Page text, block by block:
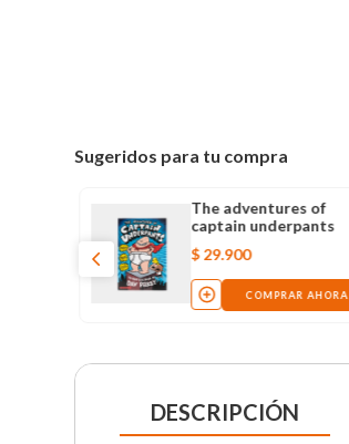
Sugeridos para tu compra
The adventures of
captain underpants
$ 29.900
COMPRAR AHORA
DESCRIPCIÓN